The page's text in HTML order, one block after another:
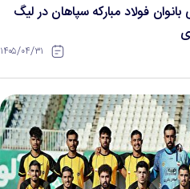
بانوان فولاد مبارکه سپاهان در لیگ
۱۴۰۵/۰۴/۳۱